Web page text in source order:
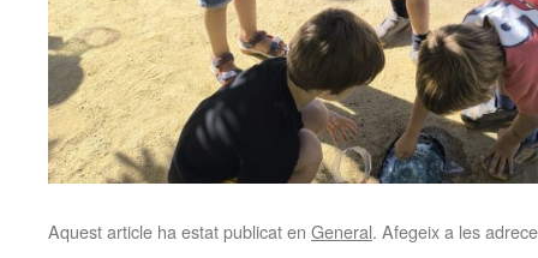
Aquest article ha estat publicat en General. Afegeix a les